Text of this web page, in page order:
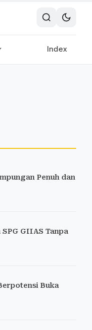
Index
Penuh dan
GIIAS Tanpa
Buka